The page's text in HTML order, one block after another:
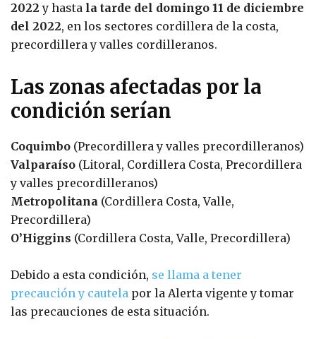
2022 y hasta la tarde del domingo 11 de diciembre
del 2022, en los sectores cordillera de la costa,
precordillera y valles cordilleranos.
Las zonas afectadas por la
condición serían
Coquimbo (Precordillera y valles precordilleranos)
Valparaíso (Litoral, Cordillera Costa, Precordillera
y valles precordilleranos)
Metropolitana (Cordillera Costa, Valle,
Precordillera)
O’Higgins (Cordillera Costa, Valle, Precordillera)
Debido a esta condición, se llama a tener
precaución y cautela por la Alerta vigente y tomar
las precauciones de esta situación.